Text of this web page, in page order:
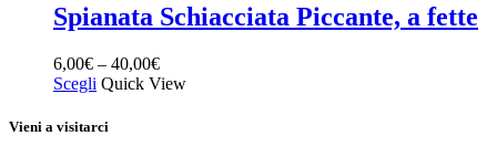
Spianata Schiacciata Piccante, a fette
6,00€ – 40,00€
Scegli Quick View
Vieni a visitarci